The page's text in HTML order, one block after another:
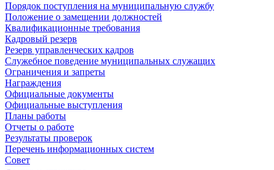
Порядок поступления на муниципальную службу
Положение о замещении должностей
Квалификационные требования
Кадровый резерв
Резерв управленческих кадров
Служебное поведение муниципальных служащих
Ограничения и запреты
Награждения
Официальные документы
Официальные выступления
Планы работы
Отчеты о работе
Результаты проверок
Перечень информационных систем
Совет